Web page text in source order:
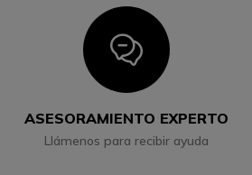
Icon
ASESORAMIENTO EXPERTO
Llámenos para recibir ayuda